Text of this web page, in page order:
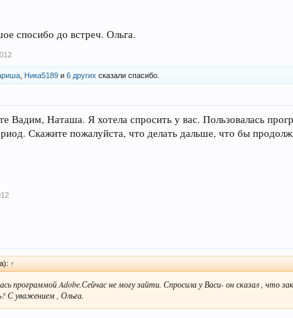
спосибо до встреч. Ольга.
Ника5189 и6 других сказали спасибо.
Вадим, Наташа. Я хотела спросить у вас. Пользовалась
Скажите пожалуйста, что делать дальше, что бы
↑
программой Adobe.Сейчас не могу зайти. Спросила у Васи- он сказал ,
С уважением , Ольга.